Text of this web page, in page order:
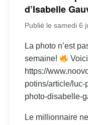
d’Isabelle
Publié le samedi 6
La photo n’est
semaine!
https://
potins/article/
photo-disabelle-
Le millionnaire